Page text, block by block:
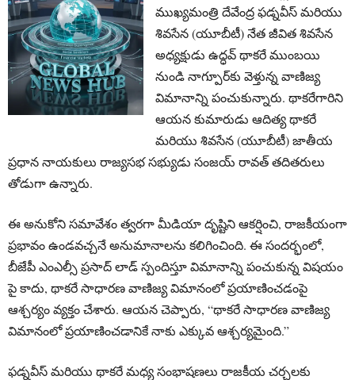
ముఖ్యమంత్రి దేవేంద్ర ఫడ్నవీస్ మరియు
శివసేన (యూబీటీ) నేత జీవిత శివసేన
అధ్యక్షుడు ఉద్ధవ్ థాకరే ముంబయి
నుండి నాగ్పూర్‌కు వెళ్తున్న వాణిజ్య
విమానాన్ని పంచుకున్నారు. థాకరేగారిని
ఆయన కుమారుడు ఆదిత్య థాకరే
మరియు శివసేన (యూబీటీ) జాతీయ
ప్రధాన నాయకులు రాజ్యసభ సభ్యుడు సంజయ్ రావత్ తదితరులు
తోడుగా ఉన్నారు.
ఈ అనుకోని సమావేశం త్వరగా మీడియా దృష్టిని ఆకర్షించి, రాజకీయంగా
ప్రభావం ఉండవచ్చనే అనుమానాలను కలిగించింది. ఈ సందర్భంలో,
బీజేపీ ఎంఎల్సీ ప్రసాద్ లాడ్ స్పందిస్తూ విమానాన్ని పంచుకున్న విషయం
పై కాదు, థాకరే సాధారణ వాణిజ్య విమానంలో ప్రయాణించడంపై
ఆశ్చర్యం వ్యక్తం చేశారు. ఆయన చెప్పారు, “థాకరే సాధారణ వాణిజ్య
విమానంలో ప్రయాణించడానికే నాకు ఎక్కువ ఆశ్చర్యమైంది.”
ఫడ్నవీస్ మరియు థాకరే మధ్య సంభాషణలు రాజకీయ చర్చలకు